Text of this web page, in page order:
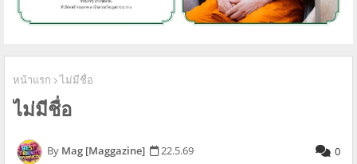
หน้าแรก ไม่มีชื่อ
ไม่มีชื่อ
Mag [Maggazine] 22.5.69 0